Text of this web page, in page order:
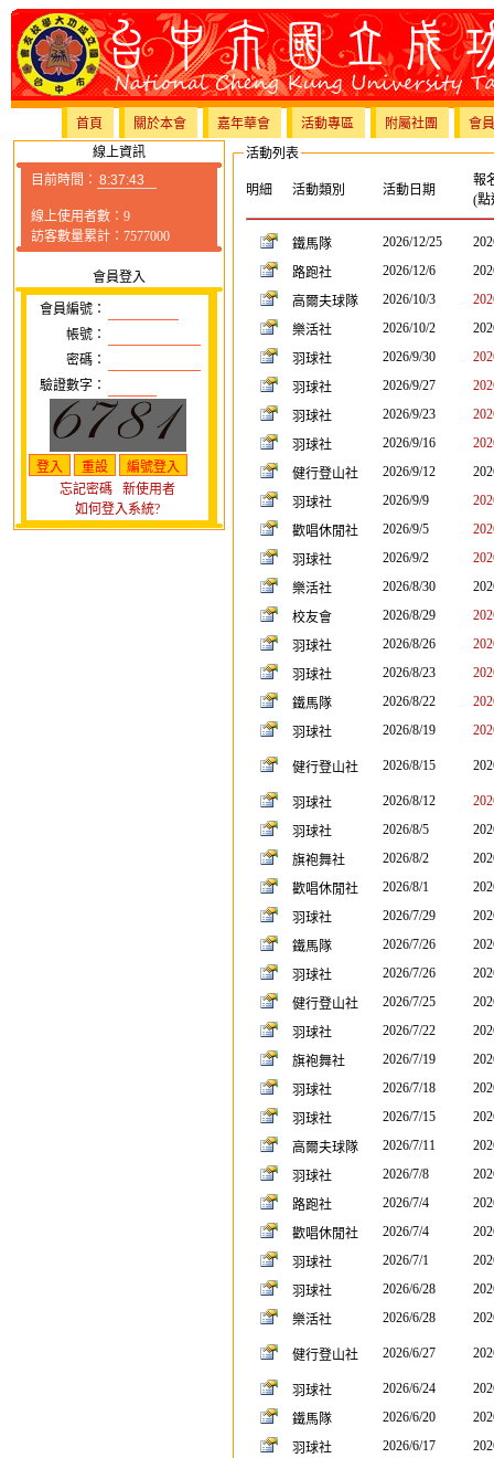
首頁 關於本會 嘉年華會 活動專區 附屬社團
會
線上資訊
目前時間：
線上使用者數：9
訪客數量累計：7577000
會員登入
會員編號：
帳號：
密碼：
驗證數字：
忘記密碼
新使用者
如何登入系統?
活動列表
明細 活動類別 活動日期
報
(點
鐵馬隊 2026/12/25
路跑社
2026/12/6
高爾夫球隊
2026/10/3
樂活社
2026/10/2
羽球社
2026/9/30
羽球社
2026/9/27
羽球社
2026/9/23
羽球社
2026/9/16
健行登山社
2026/9/12
羽球社
2026/9/9
歡唱休閒社
2026/9/5
羽球社
2026/9/2
樂活社
2026/8/30
校友會
2026/8/29
羽球社
2026/8/26
羽球社
2026/8/23
鐵馬隊
2026/8/22
羽球社
2026/8/19
健行登山社 2026/8/15
羽球社 2026/8/12
羽球社
2026/8/5
旗袍舞社
2026/8/2
歡唱休閒社
2026/8/1
羽球社
2026/7/29
鐵馬隊
2026/7/26
羽球社
2026/7/26
健行登山社
2026/7/25
羽球社
2026/7/22
旗袍舞社
2026/7/19
羽球社
2026/7/18
羽球社
2026/7/15
高爾夫球隊
2026/7/11
羽球社
2026/7/8
路跑社
2026/7/4
歡唱休閒社
2026/7/4
羽球社
2026/7/1
羽球社
2026/6/28
樂活社
2026/6/28
健行登山社 2026/6/27
羽球社 2026/6/24
鐵馬隊
2026/6/20
羽球社
2026/6/17